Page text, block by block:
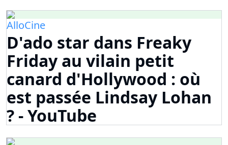
AlloCine
D'ado star dans Freaky
Friday au vilain petit
canard d'Hollywood : où
est passée Lindsay Lohan
? - YouTube